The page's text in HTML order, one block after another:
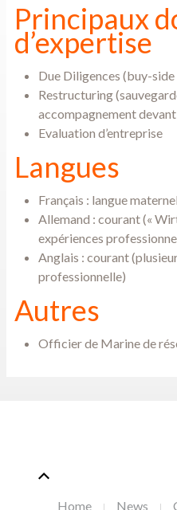
Principaux
d’expertise
Due Diligences (buy-
Restructuring
accompagnement
Evaluation d’entreprise
Langues
Français : langue
Allemand : courant («
expériences
Anglais : courant
professionnelle)
Autres
Officier de Marine de
Home News